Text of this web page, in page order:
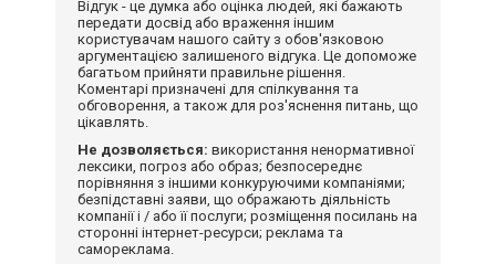
Відгук - це думка або оцінка людей, які бажають
передати досвід або враження іншим
користувачам нашого сайту з обов'язковою
аргументацією залишеного відгука. Це допоможе
багатьом прийняти правильне рішення.
Коментарі призначені для спілкування та
обговорення, а також для роз'яснення питань, що
цікавлять.
Не дозволяється:використання ненормативної
лексики, погроз або образ; безпосереднє
порівняння з іншими конкуруючими компаніями;
безпідставні заяви, що ображають діяльність
компанії і / або її послуги; розміщення посилань на